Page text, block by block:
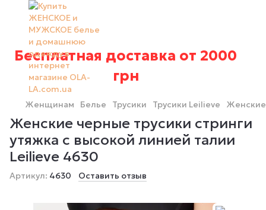
Бесплатная доставка от 2000
грн
Женщинам Белье Трусики Трусики Leilieve Женские
Женские черные трусики стринги
утяжка с высокой линией талии
Leilieve 4630
Артикул: 4630 Оставить отзыв